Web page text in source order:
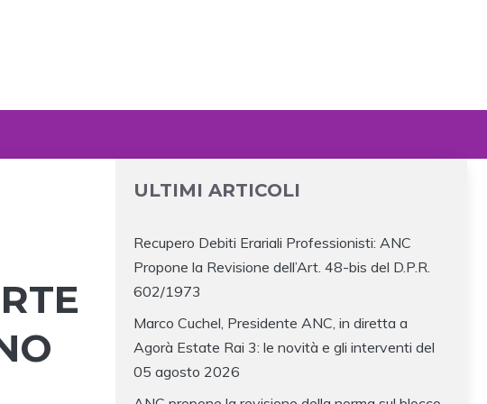
ULTIMI ARTICOLI
Recupero Debiti Erariali Professionisti: ANC
Propone la Revisione dell’Art. 48-bis del D.P.R.
602/1973
Marco Cuchel, Presidente ANC, in diretta a
Agorà Estate Rai 3: le novità e gli interventi del
05 agosto 2026